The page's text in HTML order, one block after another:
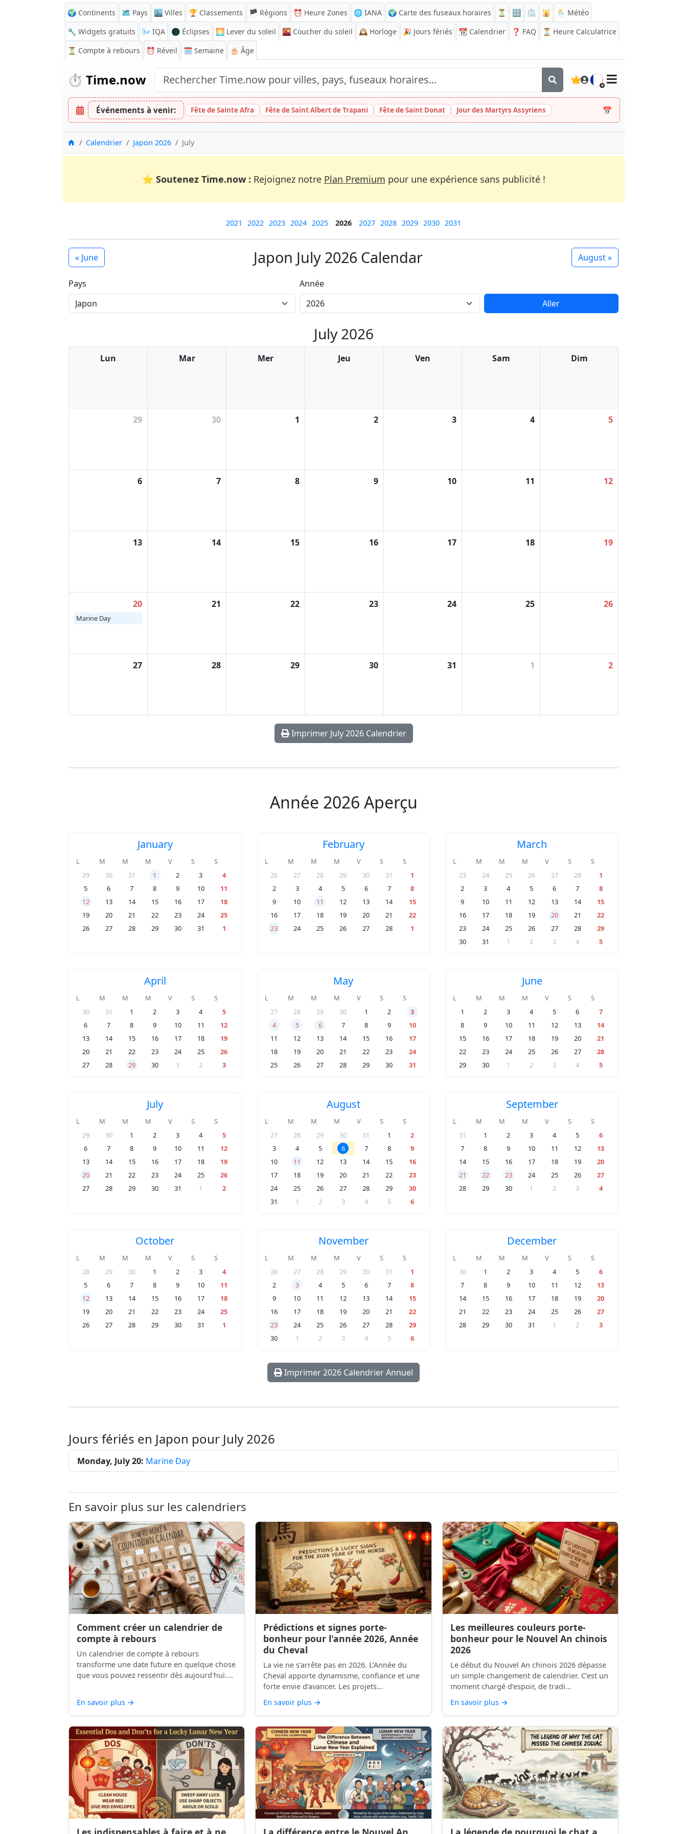
🌍 Continents 🗺️ Pays 🏙️ Villes 🏆 Classements 🏴 Régions ⏰ Heure Zones 🌐 IANA 🌍 Carte des fuseaux horaires ⏳ 🔡 ⏲️ 🕌
🌦️ Météo
🔧 Widgets gratuits
🌬️ IQA 🌑 Éclipses 🌅 Lever du soleil 🌇 Coucher du soleil 🕰️ Horloge 🎉 Jours fériés 📆 Calendrier ❓ FAQ
⏳ Heure Calculatrice
⏳ Compte à rebours ⏰ Réveil 🗓️ Semaine 🎂 Âge
⏱️ Time.now 🇫🇷
Événements à venir: Fête de Sainte Afra Fête de Saint Albert de Trapani Fête de Saint Donat Jour des Martyrs Assyriens 📅
Accueil
Calendrier Japon 2026 July
⭐ Soutenez Time.now : Rejoignez notre Plan Premium pour une expérience sans publicité !
2021 2022 2023 2024 2025 2026 2027 2028 2029 2030 2031
« June Japon July 2026 Calendar August »
Pays
Année
Aller
July 2026
Lun Mar Mer Jeu Ven Sam Dim
29 30 1 2 3 4 5
6 7 8 9 10 11 12
13 14 15 16 17 18 19
20
Marine Day
21 22 23 24 25 26
27 28 29 30 31 1 2
Imprimer July 2026 Calendrier
Année 2026 Aperçu
January
L M M M V S
S
29
30 31 1 2 3
4
5
6 7 8 9 10
11
12
13 14 15 16 17
18
19
20 21 22 23 24
25
26
27 28 29 30 31 1
February
L M M M V S
S
26
27 28 29 30 31
1
2
3 4 5 6 7
8
9
10 11 12 13 14
15
16
17 18 19 20 21
22
23
24 25 26 27 28 1
March
L M M M V S
S
23
24 25 26 27 28
1
2
3 4 5 6 7
8
9
10 11 12 13 14
15
16
17 18 19 20 21
22
23
24 25 26 27 28
29
30
31 1 2 3 4 5
April
L M M M V S
S
30
31 1 2 3 4
5
6
7 8 9 10 11
12
13
14 15 16 17 18
19
20
21 22 23 24 25
26
27
28 29 30 1 2 3
May
L M M M V S
S
27
28 29 30 1 2
3
4
5 6 7 8 9
10
11
12 13 14 15 16
17
18
19 20 21 22 23
24
25
26 27 28 29 30 31
June
L M M M V S
S
1
2 3 4 5 6
7
8
9 10 11 12 13
14
15
16 17 18 19 20
21
22
23 24 25 26 27
28
29
30 1 2 3 4 5
July
L M M M V S
S
29
30 1 2 3 4
5
6
7 8 9 10 11
12
13
14 15 16 17 18
19
20
21 22 23 24 25
26
27
28 29 30 31 1 2
August
L M M M V S
S
27
28 29 30 31 1
2
3
4 5 6 7 8
9
10
11 12 13 14 15
16
17
18 19 20 21 22
23
24
25 26 27 28 29
30
31
1 2 3 4 5 6
September
L M M M V S
S
31
1 2 3 4 5
6
7
8 9 10 11 12
13
14
15 16 17 18 19
20
21
22 23 24 25 26
27
28
29 30 1 2 3 4
October
L M M M V S
S
28
29 30 1 2 3
4
5
6 7 8 9 10
11
12
13 14 15 16 17
18
19
20 21 22 23 24
25
26
27 28 29 30 31 1
November
L M M M V S
S
26
27 28 29 30 31
1
2
3 4 5 6 7
8
9
10 11 12 13 14
15
16
17 18 19 20 21
22
23
24 25 26 27 28
29
30
1 2 3 4 5 6
December
L M M M V S
S
30
1 2 3 4 5
6
7
8 9 10 11 12
13
14
15 16 17 18 19
20
21
22 23 24 25 26
27
28
29 30 31 1 2 3
Imprimer 2026 Calendrier Annuel
Jours fériés en Japon pour July 2026
Monday, July 20: Marine Day
En savoir plus sur les calendriers
Comment créer un calendrier de
compte à rebours
Un calendrier de compte à rebours
transforme une date future en quelque chose
que vous pouvez ressentir dès aujourd'hui....
En savoir plus →
Prédictions et signes porte-
bonheur pour l'année 2026, Année
du Cheval
La vie ne s’arrête pas en 2026. L’Année du
Cheval apporte dynamisme, confiance et une
forte envie d’avancer. Les projets...
En savoir plus →
Les meilleures couleurs porte-
bonheur pour le Nouvel An chinois
2026
Le début du Nouvel An chinois 2026 dépasse
un simple changement de calendrier. C’est un
moment chargé d’espoir, de tradi...
En savoir plus →